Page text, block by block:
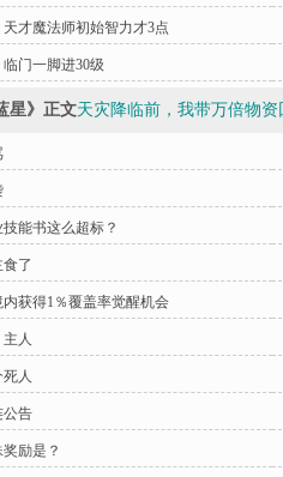
才魔法师初始智力才3点
门一脚进30级
星》正文天灾降临前，我带万倍物
能书这么超标？
了
获得1％覆盖率觉醒机会
人
人
公告
励是？